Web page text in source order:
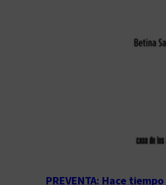
PREVENTA: Hace